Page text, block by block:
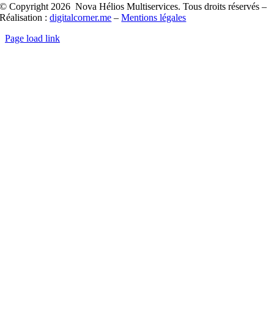
© Copyright 2026 Nova Hélios Multiservices. Tous droits réservés –
Réalisation :digitalcorner.me –Mentions légales
Page load link